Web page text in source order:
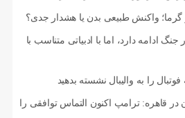
واکنش طبیعی بدن یا هشدار جدی؟
ادامه دارد، اما با ادبیاتی متناسب با
را به والیبال نشسته بدهید
در قاهره: ترامپ اکنون التماس توافقی را